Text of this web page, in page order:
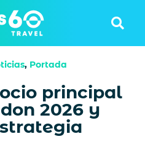
, Portada
principal
2026 y